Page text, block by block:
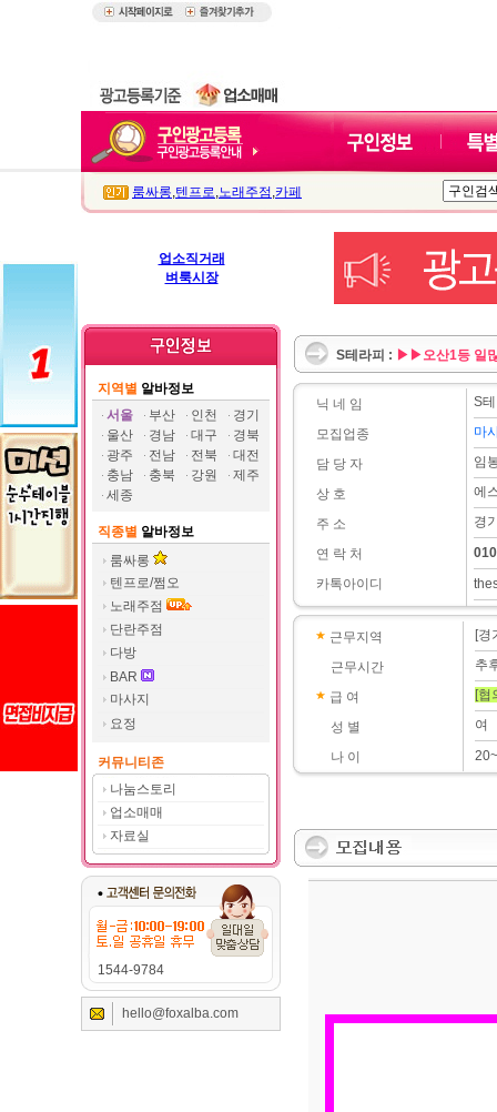
룸싸롱,텐프로,노래주점 ,카페
업소직거래
벼룩시장
지역별 알바정보
서울
부산 인천
경기
울산
경남 대구
경북
광주
전남 전북
대전
충남
충북 강원
제주
세종
직종별 알바정보
룸싸롱
텐프로/쩜오
노래주점
단란주점
다방
BAR
마사지
요정
커뮤니티존
나눔스토리
업소매매
자료실
1544-9784
hello@foxalba.com
S테라피 : ▶▶오산1등 일
닉 네 임
모집업종
담 당 자
상 호
주 소
연 락 처
카톡아이디
S
마
임
에
경
근무지역
근무시간
급 여
성 별
나 이
[경
추
[협
여